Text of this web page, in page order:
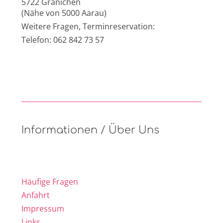
(Nähe von 5000 Aarau)
Weitere Fragen, Terminreservation:
Telefon: 062 842 73 57
Informationen / Über Uns
Häufige Fragen
Anfahrt
Impressum